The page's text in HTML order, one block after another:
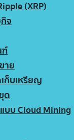
(XRP)
จ
าย
เก็บเหรียญ
ด
บบ Cloud Mining